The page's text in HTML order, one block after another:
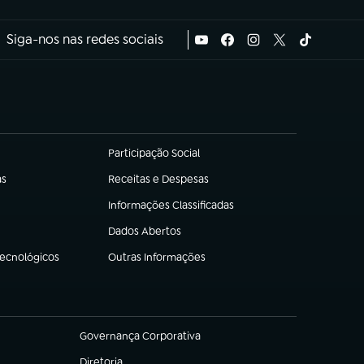
Siga-nos nas redes sociais
Participação Social
(abre em nova aba)
Receitas e Despesas
(abre em nova aba)
Informações Classificadas
(abre em nova aba)
Dados Abertos
(abre em nova aba)
Outras Informações
(abre em nova aba)
Governança Corporativa
(abre em nova aba)